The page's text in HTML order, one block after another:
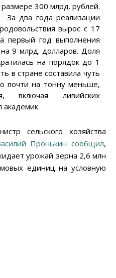
300 млрд. рублей.
За два года реализации
вырос с 17
первый год выполнения
9 млрд. долларов. Доля
на порядок до 1
в стране составила чуть
почти на тонну меньше,
включая ливийских
академик.
сельского хозяйства
Пронькин сообщил,
урожай зерна 2,6 млн
единиц на условную